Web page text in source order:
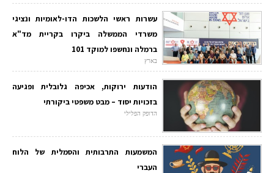
עשרות ראשי הלשכות הדו-לאומיות ונציגי
משרדי הממשלה ביקרו בקריית מד"א
ברמלה ונחשפו למוקד 101
בארץ
הודעות ירוקות, אכיפה גלובלית ופגיעה
בזכויות יסוד – מבט משפטי ביקורתי
הדופק הפלילי
המשמעות התרבותית והסמלית של הלוח
העברי